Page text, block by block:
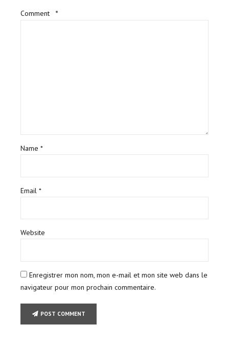
Comment *
Name *
Email *
Website
Enregistrer mon nom, mon e-mail et mon site web dans le
navigateur pour mon prochain commentaire.
POST COMMENT